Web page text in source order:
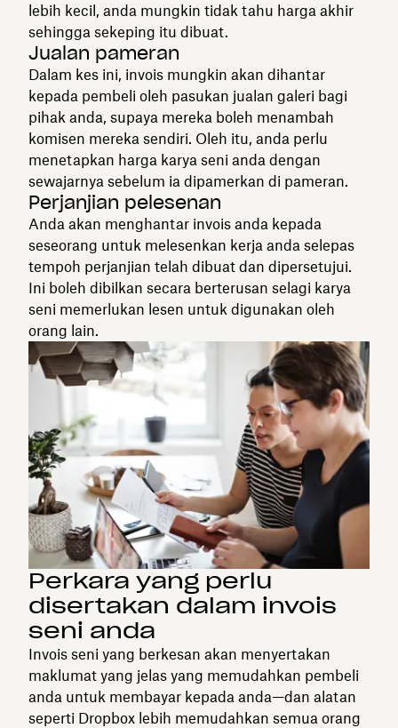
lebih kecil, anda mungkin tidak tahu harga akhir
sehingga sekeping itu dibuat.
Jualan pameran
Dalam kes ini, invois mungkin akan dihantar
kepada pembeli oleh pasukan jualan galeri bagi
pihak anda, supaya mereka boleh menambah
komisen mereka sendiri. Oleh itu, anda perlu
menetapkan harga karya seni anda dengan
sewajarnya sebelum ia dipamerkan di pameran.
Perjanjian pelesenan
Anda akan menghantar invois anda kepada
seseorang untuk melesenkan kerja anda selepas
tempoh perjanjian telah dibuat dan dipersetujui.
Ini boleh dibilkan secara berterusan selagi karya
seni memerlukan lesen untuk digunakan oleh
orang lain.
Perkara yang perlu
disertakan dalam invois
seni anda
Invois seni yang berkesan akan menyertakan
maklumat yang jelas yang memudahkan pembeli
anda untuk membayar kepada anda—dan alatan
seperti Dropbox lebih memudahkan semua orang